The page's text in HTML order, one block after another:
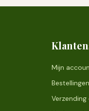
Mijn
Bestellingen